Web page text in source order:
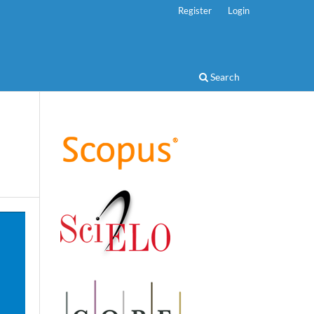
Search
Register Login